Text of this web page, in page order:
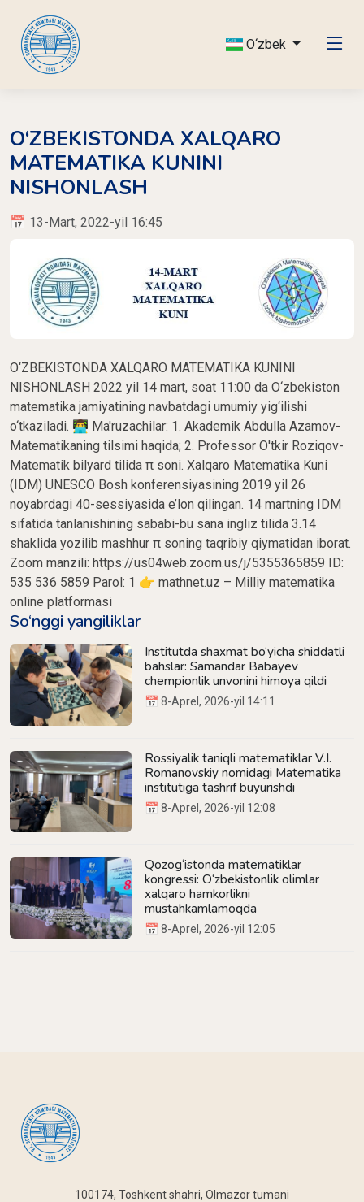
O‘zbek
O‘ZBEKISTONDA XALQARO
MATEMATIKA KUNINI
NISHONLASH
📅 13-Mart, 2022-yil 16:45
O‘ZBEKISTONDA XALQARO MATEMATIKA KUNINI
NISHONLASH 2022 yil 14 mart, soat 11:00 da O‘zbekiston
matematika jamiyatining navbatdagi umumiy yig‘ilishi
o‘tkaziladi. 👨‍💻 Ma'ruzachilar: 1. Akademik Abdulla Azamov-
Matematikaning tilsimi haqida; 2. Professor O'tkir Roziqov-
Matematik bilyard tilida π soni. Xalqaro Matematika Kuni
(IDM) UNESCO Bosh konferensiyasining 2019 yil 26
noyabrdagi 40-sessiyasida e’lon qilingan. 14 martning IDM
sifatida tanlanishining sababi-bu sana ingliz tilida 3.14
shaklida yozilib mashhur π soning taqribiy qiymatidan iborat.
Zoom manzili: https://us04web.zoom.us/j/5355365859 ID:
535 536 5859 Parol: 1 👉 mathnet.uz – Milliy matematika
online platformasi
So‘nggi yangiliklar
Institutda shaxmat bo‘yicha shiddatli
bahslar: Samandar Babayev
chempionlik unvonini himoya qildi
📅 8-Aprel, 2026-yil 14:11
Rossiyalik taniqli matematiklar V.I.
Romanovskiy nomidagi Matematika
institutiga tashrif buyurishdi
📅 8-Aprel, 2026-yil 12:08
Qozog‘istonda matematiklar
kongressi: O‘zbekistonlik olimlar
xalqaro hamkorlikni
mustahkamlamoqda
📅 8-Aprel, 2026-yil 12:05
100174, Toshkent shahri, Olmazor tumani